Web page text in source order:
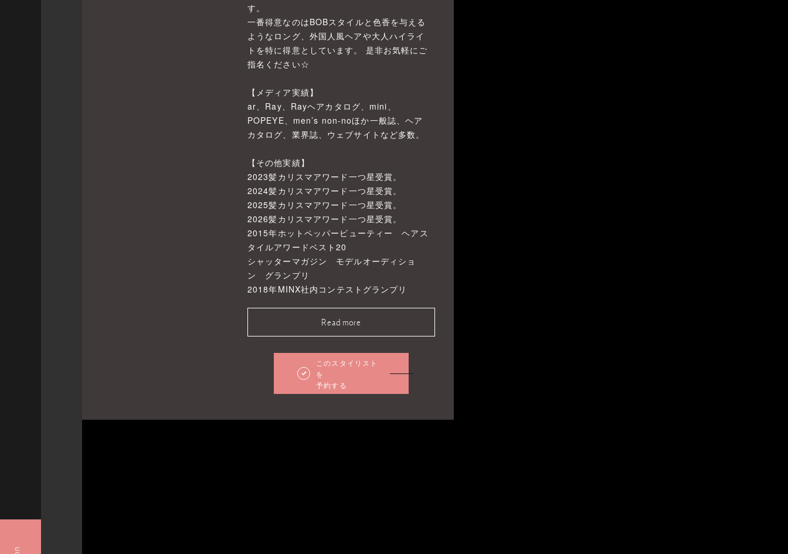
す。
一番得意なのはBOBスタイルと色香を与える
ようなロング、外国人風ヘアや大人ハイライ
トを特に得意としています。 是非お気軽にご
指名ください☆
【メディア実績】
ar、Ray、Rayヘアカタログ、mini、
POPEYE、men’s non-noほか一般誌、ヘア
カタログ、業界誌、ウェブサイトなど多数。
【その他実績】
2023髪カリスマアワード一つ星受賞。
2024髪カリスマアワード一つ星受賞。
2025髪カリスマアワード一つ星受賞。
2026髪カリスマアワード一つ星受賞。
2015年ホットペッパービューティー ヘアス
タイルアワードベスト20
シャッターマガジン モデルオーディショ
ン グランプリ
2018年MINX社内コンテストグランプリ
Read more
このスタイリスト
を
予約する